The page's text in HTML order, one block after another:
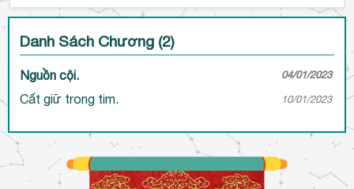
Danh Sách Chương (2)
Nguồn cội. 04/01/2023
Cất giữ trong tim. 10/01/2023